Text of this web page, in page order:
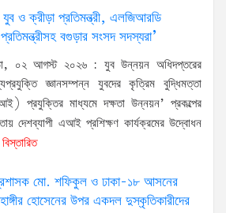
ও ক্রীড়া প্রতিমন্ত্রী, এলজিআরডি
বগুড়ার সংসদ সদস্যরা’
০২ আগস্ট ২০২৬ : যুব উন্নয়ন অধিদপ্তরের
জ্ঞানসম্পন্ন যুবদের কৃত্রিম বুদ্ধিমত্তা
প্রযুক্তির মাধ্যমে দক্ষতা উন্নয়ন’ প্রকল্পের
দেশব্যাপী এআই প্রশিক্ষণ কার্যক্রমের উদ্বোধন
মো. শফিকুল ও ঢাকা-১৮ আসনের
হোসেনের উপর একদল দুস্কৃতিকারীদের